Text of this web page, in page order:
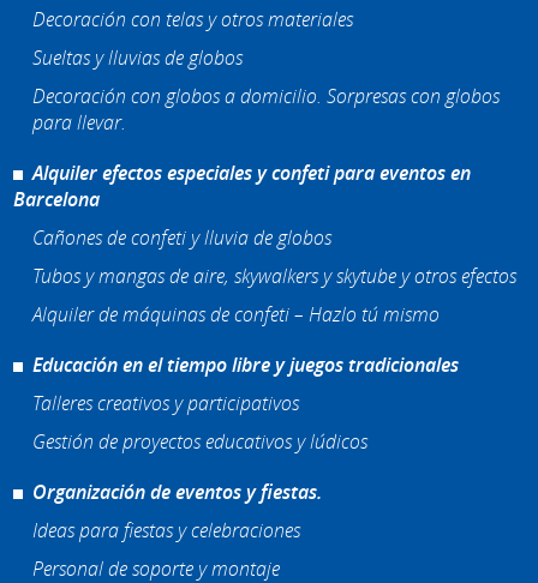
Decoración con telas y otros materiales
Sueltas y lluvias de globos
Decoración con globos a domicilio. Sorpresas con globos
para llevar.
Alquiler efectos especiales y confeti para eventos en
Barcelona
Cañones de confeti y lluvia de globos
Tubos y mangas de aire, skywalkers y skytube y otros efectos
Alquiler de máquinas de confeti – Hazlo tú mismo
Educación en el tiempo libre y juegos tradicionales
Talleres creativos y participativos
Gestión de proyectos educativos y lúdicos
Organización de eventos y fiestas.
Ideas para fiestas y celebraciones
Personal de soporte y montaje